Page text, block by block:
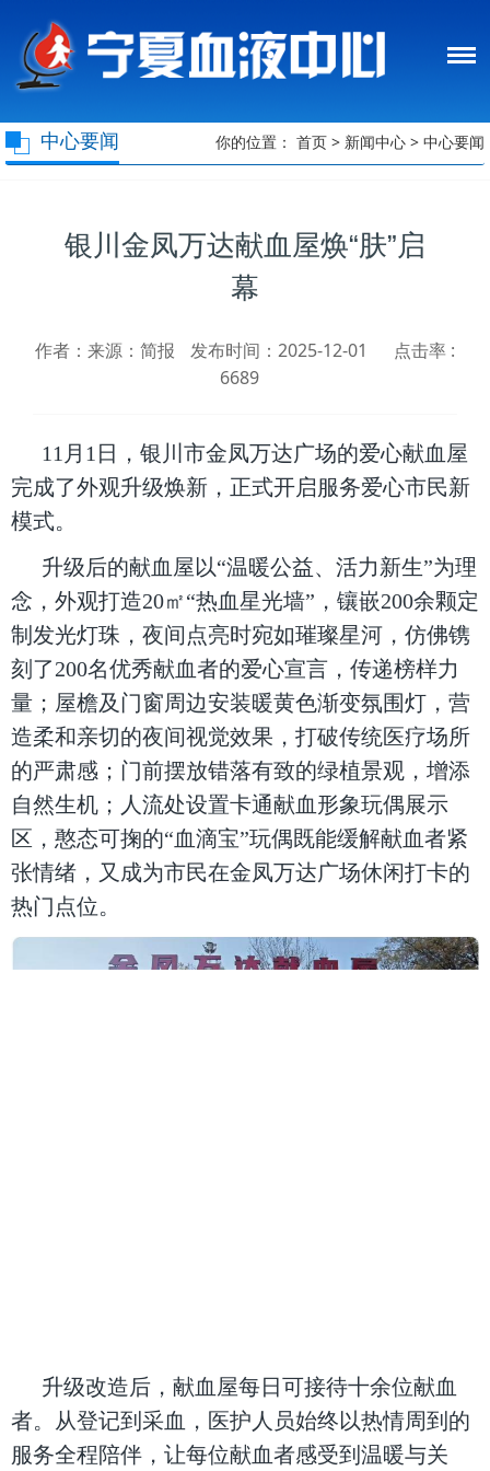
中心要闻 你的位置： 首页 > 新闻中心 > 中心要闻
银川金凤万达献血屋焕“肤”启
幕
作者：来源：简报 发布时间：2025-12-01
点击率 :
6689
11月1日，银川市金凤万达广场的爱心献血屋
完成了外观升级焕新，正式开启服务爱心市民新
模式。
升级后的献血屋以“温暖公益、活力新生”为理
念，外观打造20㎡“热血星光墙”，镶嵌200余颗定
制发光灯珠，夜间点亮时宛如璀璨星河，仿佛镌
刻了200名优秀献血者的爱心宣言，传递榜样力
量；屋檐及门窗周边安装暖黄色渐变氛围灯，营
造柔和亲切的夜间视觉效果，打破传统医疗场所
的严肃感；门前摆放错落有致的绿植景观，增添
自然生机；人流处设置卡通献血形象玩偶展示
区，憨态可掬的“血滴宝”玩偶既能缓解献血者紧
张情绪，又成为市民在金凤万达广场休闲打卡的
热门点位。
升级改造后，献血屋每日可接待十余位献血
者。从登记到采血，医护人员始终以热情周到的
服务全程陪伴，让每位献血者感受到温暖与关